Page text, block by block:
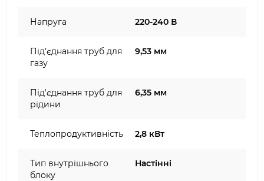
Напруга 220-240 В
Під'єднання труб для
газу
9,53 мм
Під'єднання труб для
рідини
6,35 мм
Теплопродуктивність 2,8 кВт
Тип внутрішнього
блоку
Настінні